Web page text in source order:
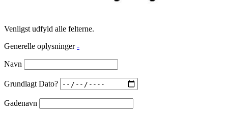
Venligst udfyld alle felterne.
Generelle oplysninger -
Navn
Grundlagt Dato?
Gadenavn